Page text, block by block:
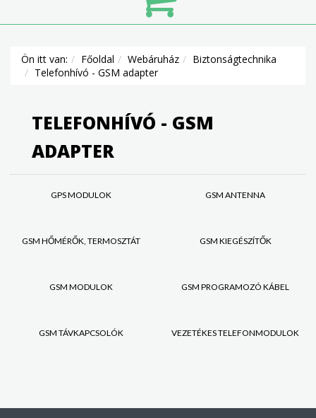
Ön itt van: Főoldal Webáruház
Biztonságtechnika
Telefonhívó - GSM adapter
TELEFONHÍVÓ - GSM
ADAPTER
GPS MODULOK GSM ANTENNA
GSM HŐMÉRŐK, TERMOSZTÁT GSM KIEGÉSZÍTŐK
GSM MODULOK GSM PROGRAMOZÓ KÁBEL
GSM TÁVKAPCSOLÓK VEZETÉKES TELEFONMODULOK